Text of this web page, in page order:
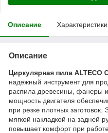
Описание Характеристики
Описание
Циркулярная пила ALTECO
надежный инструмент для
распила древесины, фанеры
мощность двигателя
при резке плотных заготовок.
мягкой накладкой на задней
повышает комфорт при